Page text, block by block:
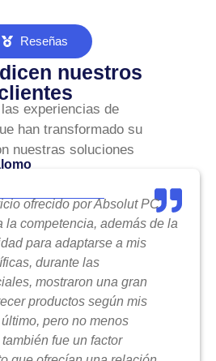
Reseñas
nuestros
experiencias de
han transformado su
nuestras soluciones
ofrecido por Absolut PC
la competencia, además de la
para adaptarse a mis
durante las
mostraron una gran
productos según mis
pero no menos
fue un factor